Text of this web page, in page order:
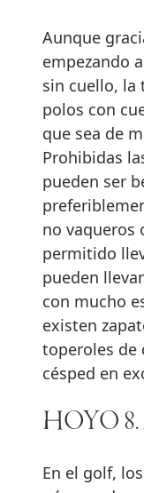
Aunque
empezando
sin cuello, la
polos con
que sea de
Prohibidas
pueden ser
no vaqueros
permitido
pueden
con mucho
existen
toperoles de
césped en
HOYO 8.
En el golf,